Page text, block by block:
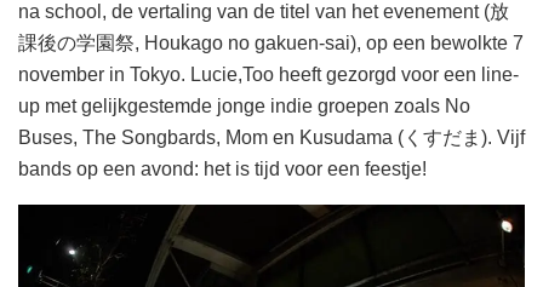
na school, de vertaling van de titel van het evenement (放
課後の学園祭, Houkago no gakuen-sai), op een bewolkte 7
november in Tokyo. Lucie,Too heeft gezorgd voor een line-
up met gelijkgestemde jonge indie groepen zoals No
Buses, The Songbards, Mom en Kusudama (くすだま). Vijf
bands op een avond: het is tijd voor een feestje!